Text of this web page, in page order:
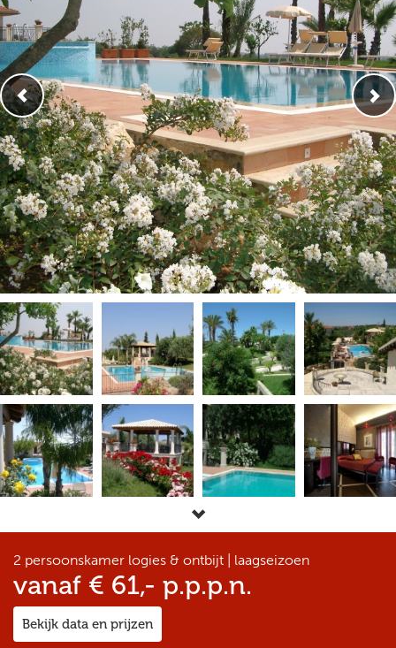
2 persoonskamer logies & ontbijt | laagseizoen
vanaf € 61,- p.p.p.n.
Bekijk data en prijzen